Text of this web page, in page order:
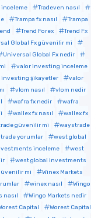
inceleme
Tradeven nasıl
Trampa fx nasıl
Trampa
Trend Forex
Trend Fx
Global Fx güvenilir mi
Universal Global Fx nedir
valor investing inceleme
investing şikayetler
valor
vlom nasıl
vlom nedir
wafra fx nedir
wafra
wallex fx nasıl
wallex fx
güvenilir mi
waystrade
yorumlar
west global
inceleme
west
west global investments
mi
Winex Markets
winex nasıl
Wingo
nasıl
Wingo Markets nedir
Capital
Worest Capital